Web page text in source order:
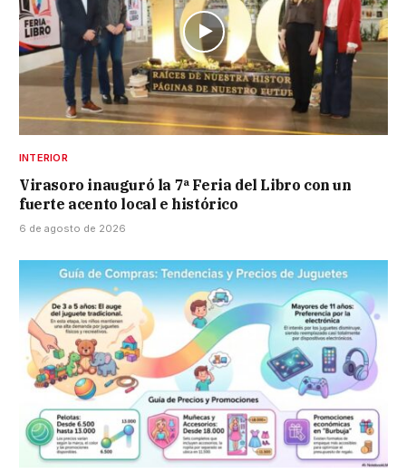
INTERIOR
Virasoro inauguró la 7ª Feria del Libro con un
fuerte acento local e histórico
6 de agosto de 2026